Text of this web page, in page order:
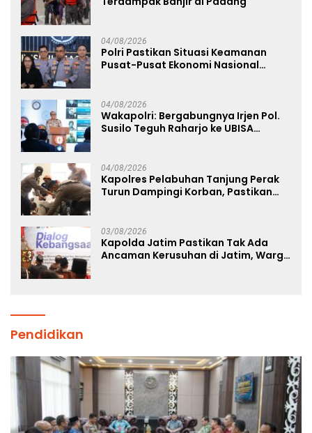
04/08/2026
Polri Pastikan Situasi Keamanan
Pusat-Pusat Ekonomi Nasional
04/08/2026
Wakapolri: Bergabungnya Irjen Pol.
Susilo Teguh Raharjo ke UBISA
04/08/2026
Kapolres Pelabuhan Tanjung Perak
Turun Dampingi Korban, Pastikan
03/08/2026
Kapolda Jatim Pastikan Tak Ada
Ancaman Kerusuhan di Jatim, Warga
Pendidikan